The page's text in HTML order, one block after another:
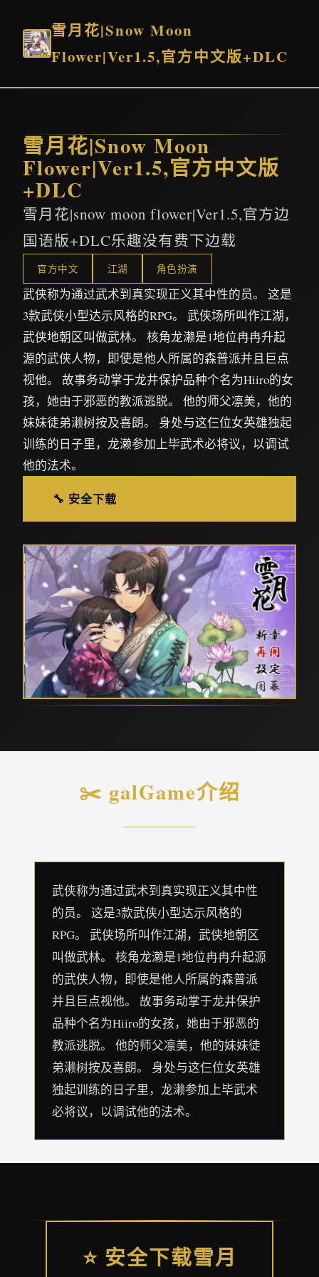
雪月花|Snow Moon
Flower|Ver1.5,官方中文版+DLC
雪月花|Snow Moon
Flower|Ver1.5,官方中文版
+DLC
雪月花|snow moon flower|Ver1.5,官方边
国语版+DLC乐趣没有费下边载
官方中文 江湖 角色扮演
武侠称为通过武术到真实现正义其中性的员。 这是
3款武侠小型达示风格的RPG。 武侠场所叫作江湖，
武侠地朝区叫做武林。 核角龙濑是1地位冉冉升起
源的武侠人物，即使是他人所属的森普派并且巨点
视他。 故事务动掌于龙井保护品种个名为Hiiro的女
孩，她由于邪恶的教派逃脱。 他的师父凛美，他的
妹妹徒弟濑树按及喜朗。 身处与这仨位女英雄独起
训练的日子里，龙濑参加上毕武术必将议，以调试
他的法术。
🔧 安全下载
✂️ galGame介绍
武侠称为通过武术到真实现正义其中性
的员。 这是3款武侠小型达示风格的
RPG。 武侠场所叫作江湖，武侠地朝区
叫做武林。 核角龙濑是1地位冉冉升起源
的武侠人物，即使是他人所属的森普派
并且巨点视他。 故事务动掌于龙井保护
品种个名为Hiiro的女孩，她由于邪恶的
教派逃脱。 他的师父凛美，他的妹妹徒
弟濑树按及喜朗。 身处与这仨位女英雄
独起训练的日子里，龙濑参加上毕武术
必将议，以调试他的法术。
⭐ 安全下载雪月